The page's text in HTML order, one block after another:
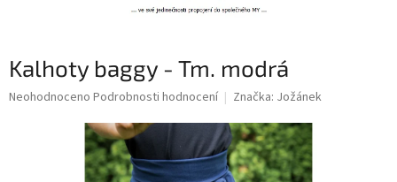
Kalhoty baggy - Tm. modrá
Průměrné
Neohodnoceno Podrobnosti hodnocení Značka: Jožánek